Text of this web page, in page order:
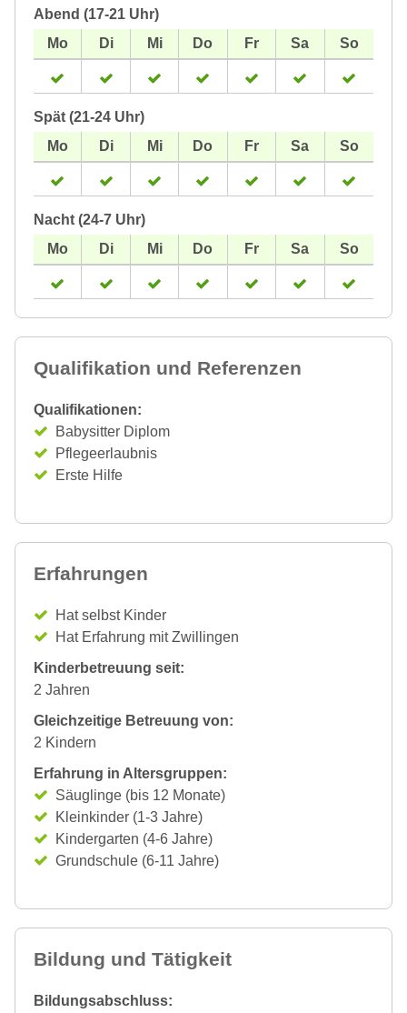
Abend (17-21 Uhr)
Spät (21-24 Uhr)
Nacht (24-7 Uhr)
Qualifikation und Referenzen
Qualifikationen:
Babysitter Diplom
Pflegeerlaubnis
Erste Hilfe
Erfahrungen
Hat selbst Kinder
Hat Erfahrung mit Zwillingen
Kinderbetreuung seit:
2 Jahren
Gleichzeitige Betreuung von:
2 Kindern
Erfahrung in Altersgruppen:
Säuglinge (bis 12 Monate)
Kleinkinder (1-3 Jahre)
Kindergarten (4-6 Jahre)
Grundschule (6-11 Jahre)
Bildung und Tätigkeit
Bildungsabschluss: